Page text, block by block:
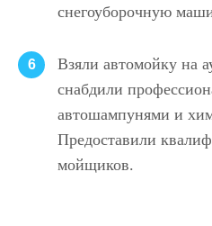
снегоуборочную
6
Взяли автомойку на
снабдили
автошампунями и
Предоставили
мойщиков.